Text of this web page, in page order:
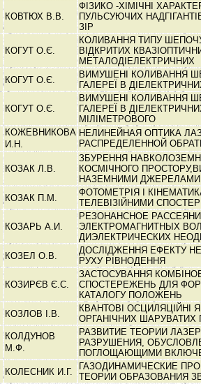
КОВТЮХ В.В.
ФІЗИКО -ХІМІЧНІ
ПУЛЬСУЮЧИХ
ЗІР
КОГУТ О.Є.
КОЛИВАННЯ ТИПУ
ВІДКРИТИХ
МЕТАЛОДІЕЛЕКТРИЧНИХ
КОГУТ О.Є.
ВИМУШЕНІ КОЛИВАННЯ
ГАЛЕРЕЇ В
КОГУТ О.Є.
ВИМУШЕНІ КОЛИВАННЯ
ГАЛЕРЕЇ В
МІЛІМЕТРОВОГО
КОЖЕВНИКОВА
И.Н.
НЕЛИНЕЙНАЯ ОПТИКА
РАСПРЕДЕЛЕННОЙ
КОЗАК Л.В.
ЗБУРЕННЯ
КОСМІЧНОГО
НАЗЕМНИМИ
КОЗАК П.М.
ФОТОМЕТРІЯ І
ТЕЛЕВІЗІЙНИМИ
КОЗАРЬ А.И.
РЕЗОНАНСНОЕ
ЭЛЕКТРОМАГНИТНЫХ
ДИЭЛЕКТРИЧЕСКИХ
КОЗЕЛ О.В.
ДОСЛІДЖЕННЯ ЕФЕКТУ
РУХУ РІВНОДЕННЯ
КОЗИРЄВ Є.С.
ЗАСТОСУВАННЯ
СПОСТЕРЕЖЕНЬ ДЛЯ
КАТАЛОГУ ПОЛОЖЕНЬ
КОЗЛОВ І.В.
КВАНТОВІ ОСЦИЛЯЦІЙНІ
ОРГАНІЧНИХ ШАРУВАТИХ
КОЛДУНОВ
М.Ф.
РАЗВИТИЕ ТЕОРИИ
РАЗРУШЕНИЯ,
ПОГЛОЩАЮЩИМИ
КОЛЕСНИК И.Г.
ГАЗОДИНАМИЧЕСКИЕ
ТЕОРИИ ОБРАЗОВАНИЯ